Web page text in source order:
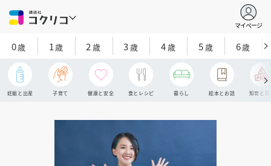
マイページ
0歳 1歳 2 歳 3歳 4歳 5歳 6歳
妊娠と出産 子育て 健康と安全 食とレシピ 暮らし 絵本とお話 知育と探